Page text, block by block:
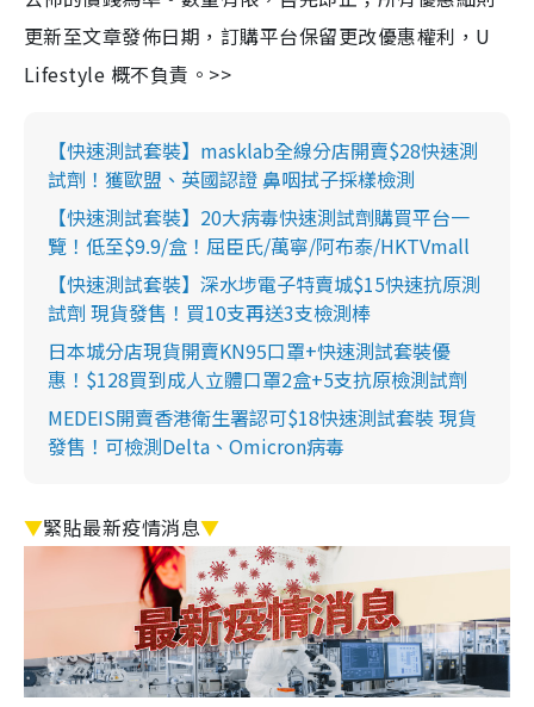
更新至文章發佈日期，訂購平台保留更改優惠權利，U
Lifestyle 概不負責。>>
【快速測試套裝】masklab全線分店開賣$28快速測
試劑！獲歐盟、英國認證 鼻咽拭子採樣檢測
【快速測試套裝】20大病毒快速測試劑購買平台一
覽！低至$9.9/盒！屈臣氏/萬寧/阿布泰/HKTVmall
【快速測試套裝】深水埗電子特賣城$15快速抗原測
試劑 現貨發售！買10支再送3支檢測棒
日本城分店現貨開賣KN95口罩+快速測試套裝優
惠！$128買到成人立體口罩2盒+5支抗原檢測試劑
MEDEIS開賣香港衛生署認可$18快速測試套裝 現貨
發售！可檢測Delta、Omicron病毒
▼緊貼最新疫情消息▼